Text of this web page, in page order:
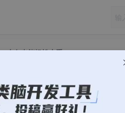
小白也能轻松上手
化学习性能提升